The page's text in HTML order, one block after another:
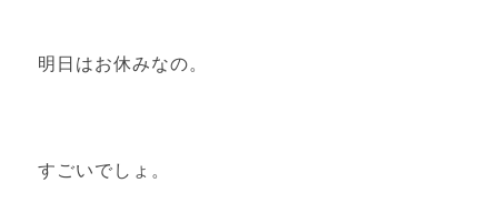
明日はお休みなの。
すごいでしょ。